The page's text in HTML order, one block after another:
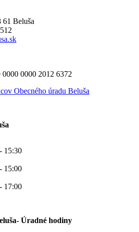
61 Beluša
0000 2012 6372
Obecného úradu Beluša
15:30
15:00
17:00
Úradné hodiny